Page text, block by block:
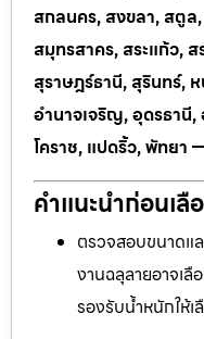
สกลนคร, สงขลา, สตูล
สมุทรสาคร, สระแก้ว,
สุราษฎร์ธานี, สุรินทร์,
อำนาจเจริญ, อุดรธานี
โคราช, แปดริ้ว, พัทยา
คำแนะนำก่อนเ
ตรวจสอบขนาดแ
งานฉลุลายอาจเ
รองรับน้ำหนักให้